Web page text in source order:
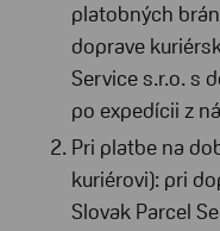
platobných
doprave
Service s.r.o. s
po expedícii z
Pri platbe na
kuriérovi): pri
Slovak Parcel